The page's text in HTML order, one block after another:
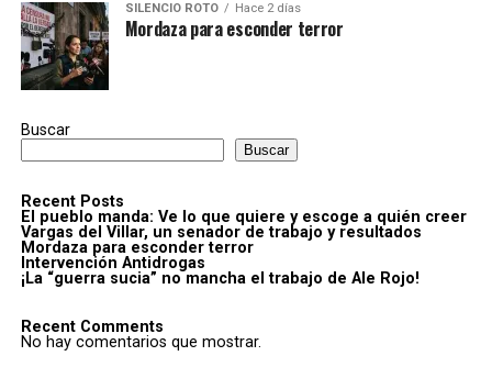
SILENCIO ROTO Hace 2 días
Mordaza para esconder terror
Buscar
Buscar
Recent Posts
El pueblo manda: Ve lo que quiere y escoge a quién creer
Vargas del Villar, un senador de trabajo y resultados
Mordaza para esconder terror
Intervención Antidrogas
¡La “guerra sucia” no mancha el trabajo de Ale Rojo!
Recent Comments
No hay comentarios que mostrar.